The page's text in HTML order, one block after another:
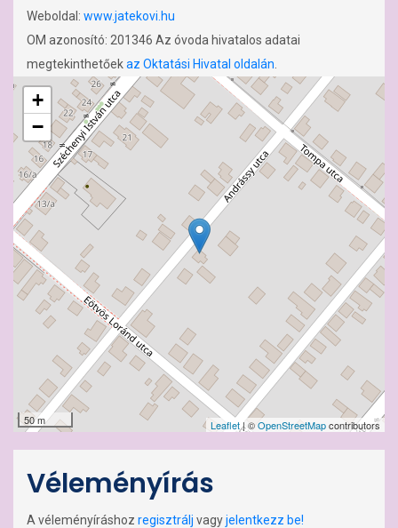
Weboldal: www.jatekovi.hu
OM azonosító: 201346 Az óvoda hivatalos adatai
megtekinthetőekaz Oktatási Hivatal oldalán
+
−
50 m Leaflet| ©OpenStreetMapcontributors
Véleményírás
A véleményíráshoz regisztrálj vagyjelentkezz be!